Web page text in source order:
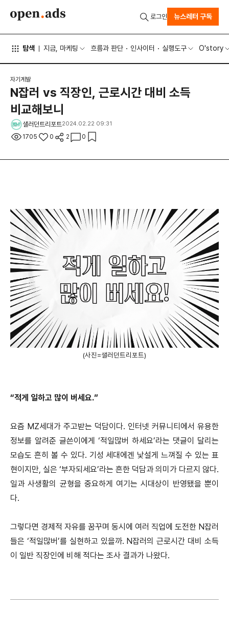
탐색 지금, 마케팅 흐름과 판단 인사이터 실행도구 O'story
로그인 뉴스레터 구독
자기계발
N잡러 vs 직장인, 근로시간 대비 소득
비교해보니
샐러던트리포트2024.02.22 09:31
1705 0 2 0
(사진=샐러던트리포트)
“적게 일하고 많이 버세요.”
요즘 MZ세대가 주고받는 덕담이다. 인터넷 커뮤니티에서 유용한
정보를 알려준 글쓴이에게 ‘적일많버 하세요’라는 댓글이 달리는
모습도 흔히 볼 수 있다. 기성 세대에겐 낯설게 느껴질 수 있는 표
현이지만, 실은 ‘부자되세요’라는 흔한 덕담과 의미가 다르지 않다.
일과 사생활의 균형을 중요하게 여기는 시대상이 반영됐을 뿐이
다.
그렇다면 경제적 자유를 꿈꾸며 동시에 여러 직업에 도전한 N잡러
들은 ‘적일많버’를 실현하고 있을까. N잡러의 근로시간 대비 소득
이 일반 직장인에 비해 적다는 조사 결과가 나왔다.